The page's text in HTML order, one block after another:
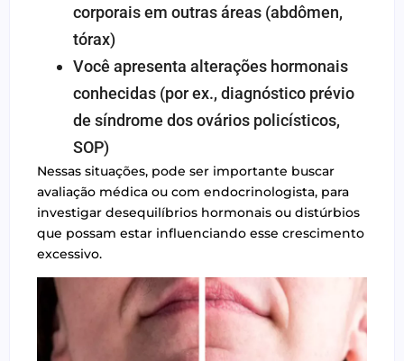
corporais em outras áreas (abdômen,
tórax)
Você apresenta alterações hormonais
conhecidas (por ex., diagnóstico prévio
de síndrome dos ovários policísticos,
SOP)
Nessas situações, pode ser importante buscar
avaliação médica ou com endocrinologista, para
investigar desequilíbrios hormonais ou distúrbios
que possam estar influenciando esse crescimento
excessivo.